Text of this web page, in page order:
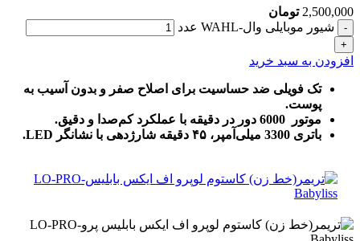
2,500,000 تومان
شیور موبایلی وال-WAHL عدد
افزودن به سبد خرید
تک فویلی ضد حساسیت برای اصلاح صفر و بدون آسیب به
پوست.
موتور 6000 دور در دقیقه با عملکرد کم‌صدا و دقیق.
باتری 3300 میلی‌آمپر، ۴۵ دقیقه شارژدهی با نشانگر LED.